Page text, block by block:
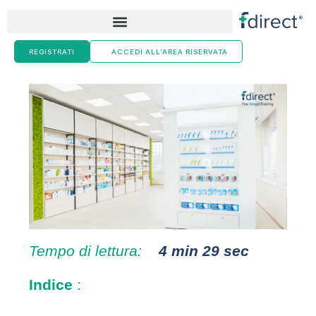
content
REGISTRATI ACCEDI ALL'AREA RISERVATA
Tempo di lettura:
4 min 29 sec
Indice :